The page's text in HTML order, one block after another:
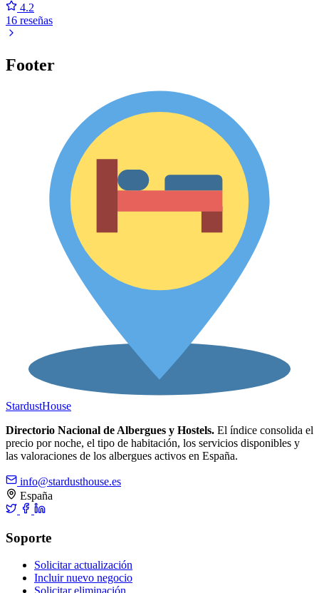
4.2
16 reseñas
Footer
StardustHouse
Directorio Nacional de Albergues y Hostels. El índice consolida el
precio por noche, el tipo de habitación, los servicios disponibles y
las valoraciones de los albergues activos en España.
info@stardusthouse.es
España
Soporte
Solicitar actualización
Incluir nuevo negocio